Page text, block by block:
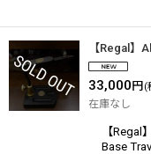
【Regal】
33,000 円 (
在庫なし
【Regal
Base